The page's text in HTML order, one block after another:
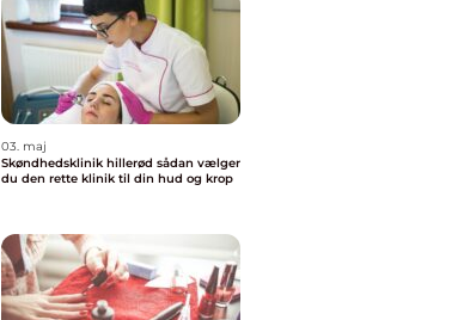
03. maj
Skøndhedsklinik hillerød sådan vælger
du den rette klinik til din hud og krop